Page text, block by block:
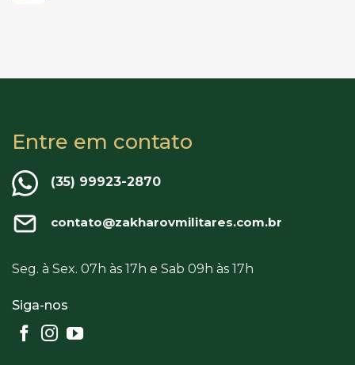
Entre em contato
(35) 99923-2870
contato@zakharovmilitares.com.br
Seg. à Sex. 07h às 17h e Sab 09h às 17h
Siga-nos